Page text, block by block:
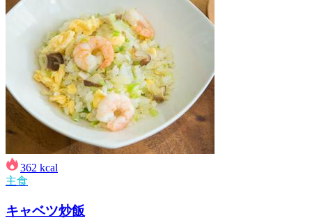
362 kcal
主食
キャベツ炒飯